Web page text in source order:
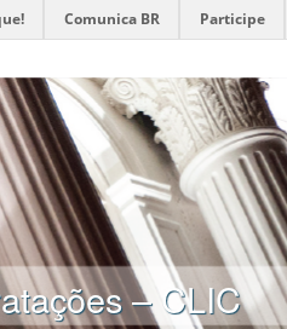
Comunica BR Participe
– CLIC